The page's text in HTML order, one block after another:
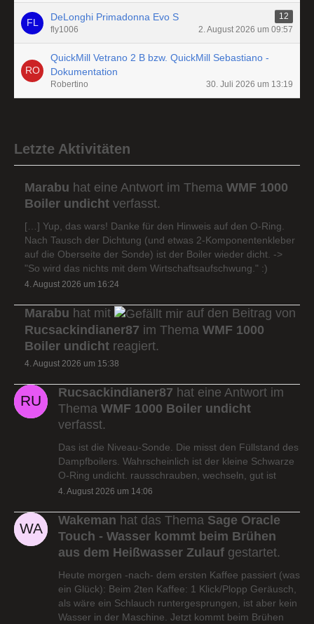
DeLonghi Primadonna Evo S
12
fly1006
2. August 2026 um 09:57
QuickMill Vetrano 2 B bzw. QuickMill Sebastiano -
Dokumentation
Robertino 30. Juli 2026 um 13:19
Letzte Aktivitäten
Marabu hat eine Antwort im Thema WMF 1000
Boiler undicht verfasst.
[…] Yup, das wars! Danke für den Hinweis auf den O-Ring.
Nach Tausch der Dichtung (und etwas 2-Komponentenkleber
auf die Oberseite der Sonde) ist der Boiler wieder dicht. ->
"So wird das nichts mit dem Wirtschaftsaufschwung." :)
4. August 2026 um 16:24
Marabu hat mit
auf den Beitrag von
Rucsackindianer87 im Thema WMF 1000
Boiler undicht reagiert.
4. August 2026 um 15:38
Rucsackindianer87 hat eine Antwort im
Thema WMF 1000 Boiler undicht
verfasst.
Das ist die Niveau-Sonde. Die misst den Füllstand des
Dampfboilers. Wahrscheinlich ist der kleine Schwarze
O-Ring undicht. rausschrauben, wechseln, gut ist
4. August 2026 um 14:06
Wakeman hat das Thema Sage Oracle
Touch - Wasser kommt beim Brühen
aus dem Heißwasser Zulauf gestartet.
Heute morgen -nach- dem ersten Kaffee passiert (was
ein Glück): Beim 2ten Kaffee: 1 Klick/Plopp Geräusch,
als wäre ein Schlauch runtergesprungen, ist aber kein
Wasser in der Maschine. Jetzt kommt beim Brühen